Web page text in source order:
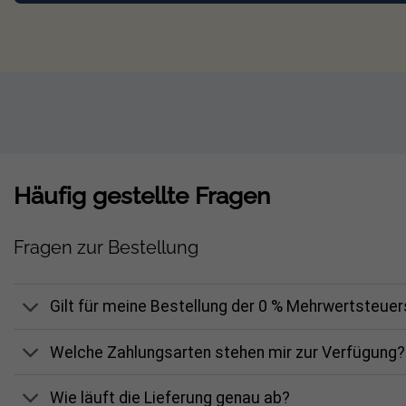
Grundplatte: 55 x 140 x 5 mm
Modulbefestigung: Mittel-/
Modulrahmenhöhe von 30 mm
Häufig gestellte Fragen
Fragen zur Bestellung
Gilt für meine Bestellung der 0 %
Welche Zahlungsarten stehen mir zur Verfügung?
Wie läuft die Lieferung genau ab?